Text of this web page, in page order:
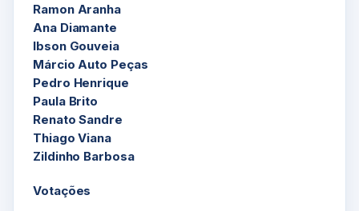
Ramon Aranha
Ana Diamante
Ibson Gouveia
Márcio Auto Peças
Pedro Henrique
Paula Brito
Renato Sandre
Thiago Viana
Zildinho Barbosa
Votações